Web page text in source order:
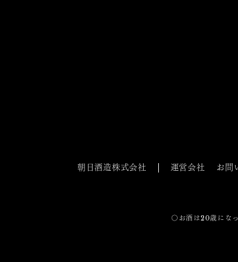
朝日酒造株式会社 運営会社 お問
〇お酒は20歳にな